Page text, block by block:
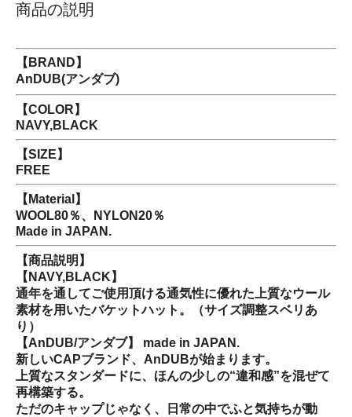
商品の説明
【BRAND】
AnDUB(アンダブ)
【COLOR】
NAVY,BLACK
【SIZE】
FREE
【Material】
WOOL80％、NYLON20％
Made in JAPAN.
【商品説明】
【NAVY,BLACK】
通年を通してご使用頂ける通気性に優れた上質なウール
素材を用いたバケットハット。（サイズ調整スベリあ
り）
【AnDUB/アンダブ】 made in JAPAN.
新しいCAPブランド、AnDUBが始まります。
上質なスタンダードに、ほんの少しの“違和感”を混ぜて
再構築する。
ただのキャップじゃなく、日常の中でふと気持ちが動